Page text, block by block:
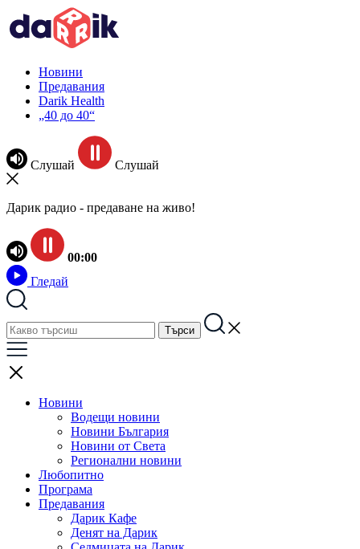
Новини
Предавания
Darik Health
„40 до 40“
Слушай Слушай
Дарик радио - предаване на живо!
00:00
Гледай
Новини
Водещи новини
Новини България
Новини от Света
Регионални новини
Любопитно
Програма
Предавания
Дарик Кафе
Денят на Дарик